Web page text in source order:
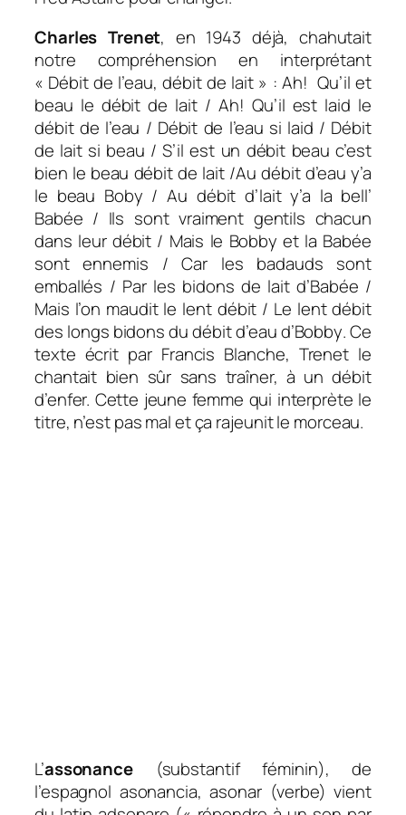
Charles Trenet, en 1943 déjà, chahutait
notre compréhension en interprétant
« Débit de l’eau, débit de lait » : Ah! Qu’il et
beau le débit de lait / Ah! Qu’il est laid le
débit de l’eau / Débit de l’eau si laid / Débit
de lait si beau / S’il est un débit beau c’est
bien le beau débit de lait /Au débit d’eau y’a
le beau Boby / Au débit d’lait y’a la bell’
Babée / Ils sont vraiment gentils chacun
dans leur débit / Mais le Bobby et la Babée
sont ennemis / Car les badauds sont
emballés / Par les bidons de lait d’Babée /
Mais l’on maudit le lent débit / Le lent débit
des longs bidons du débit d’eau d’Bobby. Ce
texte écrit par Francis Blanche, Trenet le
chantait bien sûr sans traîner, à un débit
d’enfer. Cette jeune femme qui interprète le
titre, n’est pas mal et ça rajeunit le morceau.
L’assonance(substantif féminin), de
l’espagnol asonancia,asonar(verbe) vient